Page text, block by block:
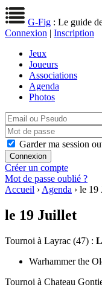
G-Fig : Le guide
Connexion | Inscription
Jeux
Joueurs
Associations
Agenda
Photos
Garder ma session
Créer un compte
Mot de passe oublié ?
Accueil › Agenda › le 19
le 19 Juillet
Tournoi à Layrac (47) :
Warhammer the
Tournoi à Chateau